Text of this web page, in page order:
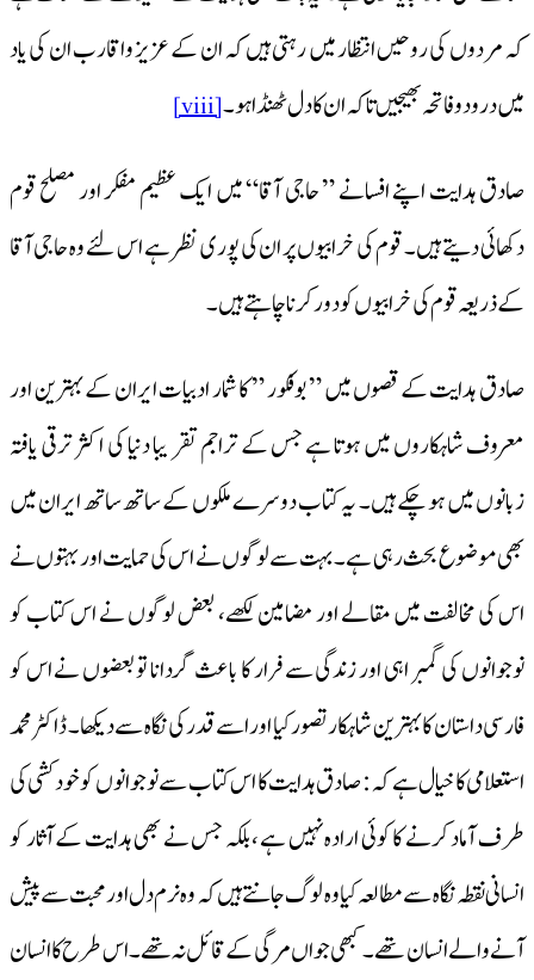
کہ مردوں کی روحیں انتظار میں رہتی ہیں کہ ان کے عزیز واقارب ان کی یاد
میں درود و فاتحہ بھیجیں تا کہ ان کا دل ٹھنڈا ہو ۔[viii]
صادق ہدایت اپنے افسانے ” حاجی آقا“ میں ایک عظیم مفکر اور مصلح قوم
دکھائی دیتے ہیں۔ قوم کی خرابیوں پر ان کی پوری نظر ہے اس لئے وہ حاجی آقا
کے ذریعہ قوم کی خرابیوں کو دور کرنا چاہتے ہیں۔
صادق ہدایت کے قصوں میں ” بوفكور ” کا شمار ادبیات ایران کے بہترین اور
معروف شاہکاروں میں ہوتا ہے جس کے تراجم تقر یبا دنیا کی اکثر ترقی یافتہ
زبانوں میں ہو چکے ہیں۔ یہ کتاب دوسرے ملکوں کے ساتھ ساتھ ایران میں
بھی موضوع بحث رہی ہے۔ بہت سے لوگوں نے اس کی حمایت اور بہتوں نے
اس کی مخالفت میں مقالے اور مضامین لکھے، بعض لوگوں نے اس کتاب کو
نوجوانوں کی گمبر اہی اور زندگی سے فرار کا باعث گردانا تو بعضوں نے اس کو
فارسی داستان کا بہترین شاہکار تصور کیا اور اسے قدر کی نگاہ سے دیکھا۔ ڈاکٹر محمد
استعلامی کا خیال ہے کہ : صادق ہدایت کا اس کتاب سے نوجوانوں کو خود کشی کی
طرف آماد کرنے کا کوئی ارادہ نہیں ہے ،بلکہ جس نے بھی ہدایت کے آثار کو
انسانی نقطہ نگاہ سے مطالعہ کیا وہ لوگ جانتے ہیں کہ وہ نرم دل اور محبت سے پیش
آنے والے انسان تھے۔ کبھی جواں مرگی کے قائل نہ تھے۔ اس طرح کا انسان